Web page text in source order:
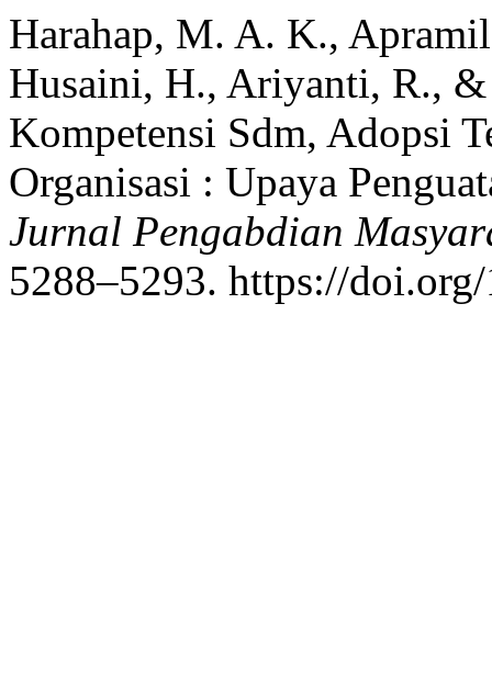
Harahap, M. A. K.,
Husaini, H., Ariyanti, R., &
Kompetensi Sdm, Adopsi
Organisasi : Upaya
Jurnal Pengabdian
5288–5293. https://